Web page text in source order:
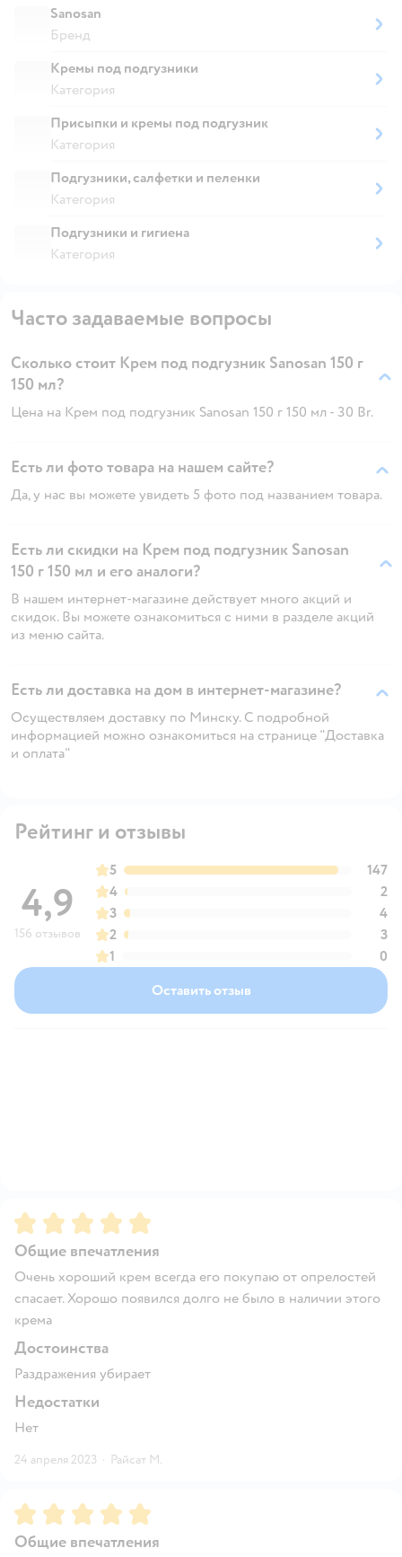
Sanosan
Бренд
Кремы под подгузники
Категория
Присыпки и кремы под подгузник
Категория
Подгузники, салфетки и пеленки
Категория
Подгузники и гигиена
Категория
Часто задаваемые вопросы
Сколько стоит Крем под подгузник Sanosan 150 г
150 мл?
Цена на Крем под подгузник Sanosan 150 г 150 мл - 30 Br.
Есть ли фото товара на нашем сайте?
Да, у нас вы можете увидеть 5 фото под названием товара.
Есть ли скидки на Крем под подгузник Sanosan
150 г 150 мл и его аналоги?
В нашем интернет-магазине действует много акций и
скидок. Вы можете ознакомиться с ними в разделе акций
из меню сайта.
Есть ли доставка на дом в интернет-магазине?
Осуществляем доставку по Минску. С подробной
информацией можно ознакомиться на странице "Доставка
и оплата"
Рейтинг и отзывы
4,9
156 отзывов
5
147
4
2
3
4
2
3
1
0
Оставить отзыв
Рейтинг:5
Общие впечатления
Очень хороший крем всегда его покупаю от опрелостей
спасает. Хорошо появился долго не было в наличии этого
крема
Достоинства
Раздражения убирает
Недостатки
Нет
24 апреля 2023 · Райсат М.
Рейтинг:5
Общие впечатления